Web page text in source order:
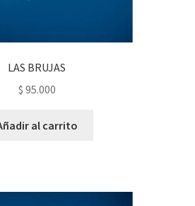
LAS BRUJAS
$ 95.000
al carrito